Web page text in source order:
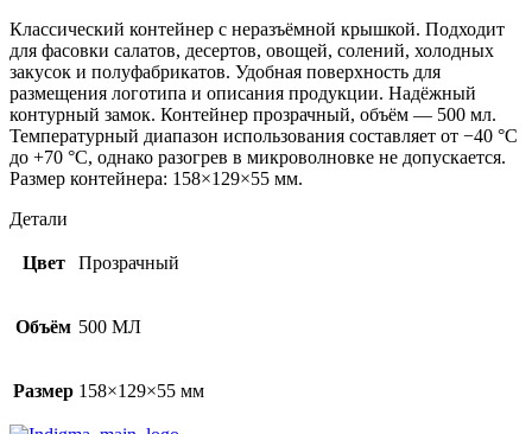
Классический контейнер с неразъёмной крышкой. Подходит
для фасовки салатов, десертов, овощей, солений, холодных
закусок и полуфабрикатов. Удобная поверхность для
размещения логотипа и описания продукции. Надёжный
контурный замок. Контейнер прозрачный, объём — 500 мл.
Температурный диапазон использования составляет от −40 °С
до +70 °С, однако разогрев в микроволновке не допускается.
Размер контейнера: 158×129×55 мм.
Детали
Цвет Прозрачный
Объём 500 МЛ
Размер 158×129×55 мм